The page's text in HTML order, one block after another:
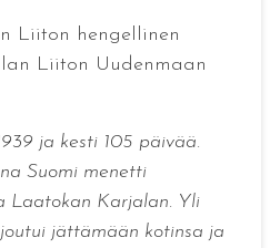
Liiton hengellinen
Liiton Uudenmaan
ja kesti 105 päivää.
Suomi menetti
Laatokan Karjalan. Yli
jättämään kotinsa ja